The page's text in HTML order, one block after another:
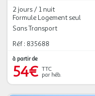
2 jours / 1 nuit
Formule Logement seul
Sans Transport
Réf : 835688
à partir de
54€ TTC
par héb.